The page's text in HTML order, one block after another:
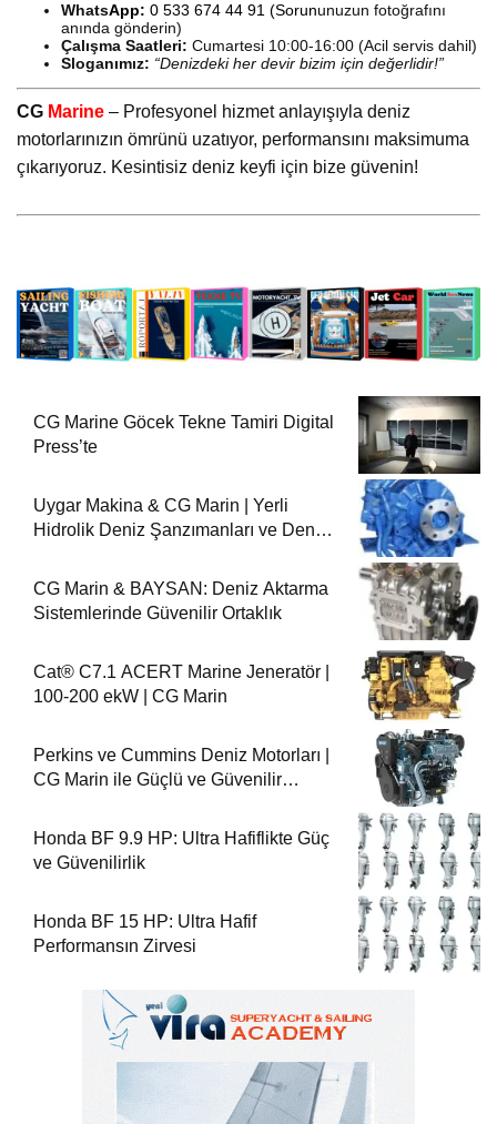
WhatsApp: 0 533 674 44 91 (Sorununuzun fotoğrafını
anında gönderin)
Çalışma Saatleri: Cumartesi 10:00-16:00 (Acil servis dahil)
Sloganımız: “Denizdeki her devir bizim için değerlidir!”
CG Marine – Profesyonel hizmet anlayışıyla deniz
motorlarınızın ömrünü uzatıyor, performansını maksimuma
çıkarıyoruz. Kesintisiz deniz keyfi için bize güvenin!
CG Marine Göcek Tekne Tamiri Digital
Press’te
Uygar Makina & CG Marin | Yerli
Hidrolik Deniz Şanzımanları ve Deniz
CG Marin & BAYSAN: Deniz Aktarma
Sistemlerinde Güvenilir Ortaklık
Cat® C7.1 ACERT Marine Jeneratör |
100-200 ekW | CG Marin
Perkins ve Cummins Deniz Motorları |
CG Marin ile Güçlü ve Güvenilir
Honda BF 9.9 HP: Ultra Hafiflikte Güç
ve Güvenilirlik
Honda BF 15 HP: Ultra Hafif
Performansın Zirvesi